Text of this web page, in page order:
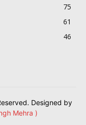
75
61
46
Designed by
Mehra )